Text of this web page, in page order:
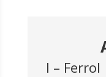
I – Ferrol